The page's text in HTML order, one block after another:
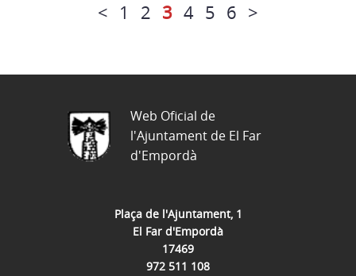
< 1 2 3 4 5 6 >
Plaça de l'Ajuntament, 1
El Far d'Empordà
17469
972 511 108
Web Oficial de
l'Ajuntament de El Far
d'Empordà